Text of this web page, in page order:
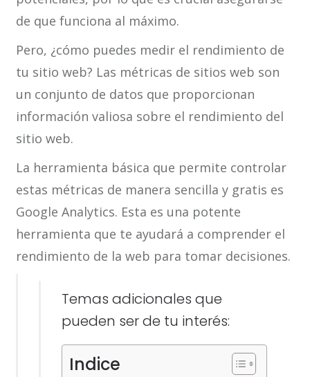
de que funciona al máximo.
Pero, ¿cómo puedes medir el rendimiento de
tu sitio web? Las métricas de sitios web son
un conjunto de datos que proporcionan
información valiosa sobre el rendimiento del
sitio web.
La herramienta básica que permite controlar
estas métricas de manera sencilla y gratis es
Google Analytics. Esta es una potente
herramienta que te ayudará a comprender el
rendimiento de la web para tomar decisiones.
Temas adicionales que
pueden ser de tu interés:
Indice